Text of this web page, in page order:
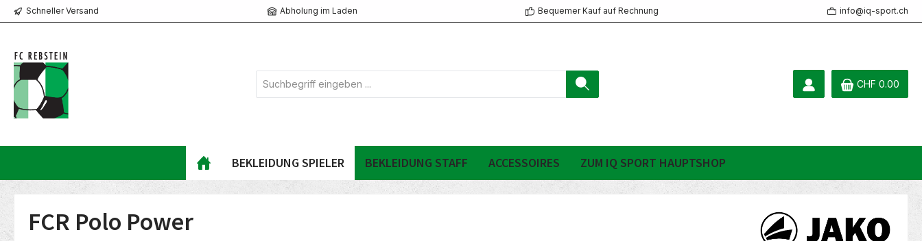
Zur Hauptnavigation springen
Schneller Versand Abholung im Laden Bequemer Kauf auf Rechnung info@iq-sport.ch
CHF 0.00
BEKLEIDUNG SPIELER BEKLEIDUNG STAFF ACCESSOIRES ZUM IQ SPORT HAUPTSHOP
FCR Polo Power